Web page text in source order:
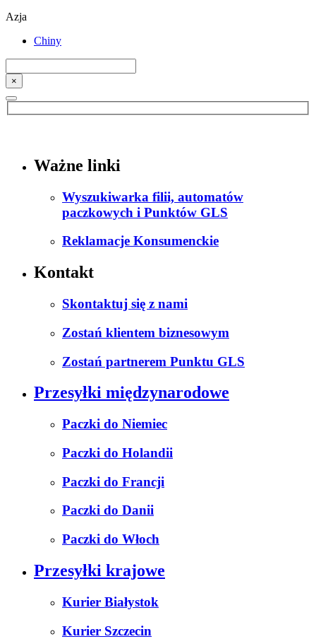
Azja
Chiny
×
Ważne linki
Wyszukiwarka filii, automatów
paczkowych i Punktów GLS
Reklamacje Konsumenckie
Kontakt
Skontaktuj się z nami
Zostań klientem biznesowym
Zostań partnerem Punktu GLS
Przesyłki międzynarodowe
Paczki do Niemiec
Paczki do Holandii
Paczki do Francji
Paczki do Danii
Paczki do Włoch
Przesyłki krajowe
Kurier Białystok
Kurier Szczecin